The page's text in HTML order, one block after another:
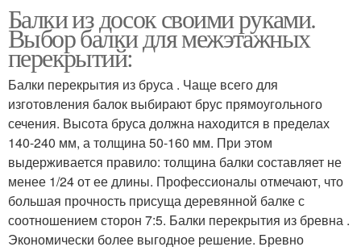
Балки из досок своими руками.
Выбор балки для межэтажных
перекрытий:
Балки перекрытия из бруса . Чаще всего для
изготовления балок выбирают брус прямоугольного
сечения. Высота бруса должна находится в пределах
140-240 мм, а толщина 50-160 мм. При этом
выдерживается правило: толщина балки составляет не
менее 1/24 от ее длины. Профессионалы отмечают, что
большая прочность присуща деревянной балке с
соотношением сторон 7:5. Балки перекрытия из бревна .
Экономически более выгодное решение. Бревно